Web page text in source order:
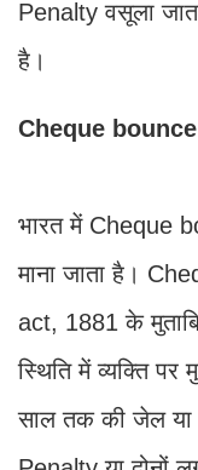
Penalty वसूला
है।
Cheque bounce
भारत में Cheque
माना जाता है।
act, 1881 के
स्थिति में व्‍यक्ति
साल तक की जेल या